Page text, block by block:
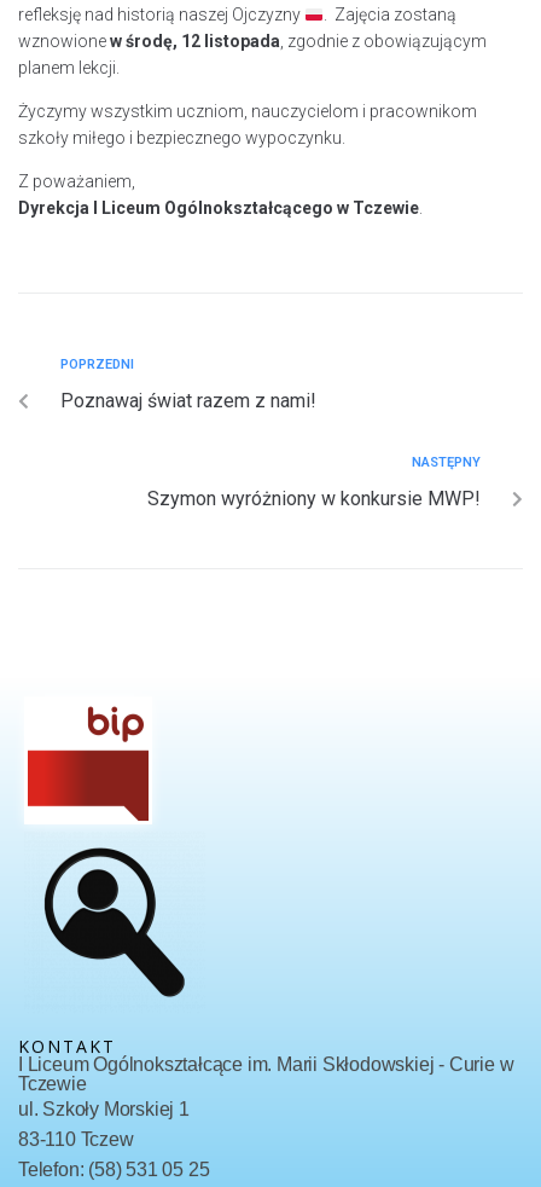
refleksję nad historią naszej Ojczyzny
. Zajęcia zostaną
wznowionew środę, 12 listopada, zgodnie z obowiązującym
planem lekcji.
Życzymy wszystkim uczniom, nauczycielom i pracownikom
szkoły miłego i bezpiecznego wypoczynku.
Z poważaniem,
Dyrekcja I Liceum Ogólnokształcącego w Tczewie.
POPRZEDNI
Poznawaj świat razem z nami!
NASTĘPNY
Szymon wyróżniony w konkursie MWP!
KONTAKT
I Liceum Ogólnokształcące im. Marii Skłodowskiej - Curie w
Tczewie
ul. Szkoły Morskiej 1
83-110 Tczew
Telefon: (58) 531 05 25